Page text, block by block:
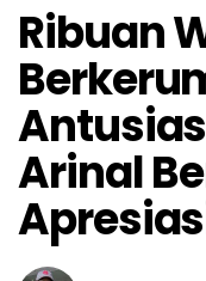
Ribuan
Arinal